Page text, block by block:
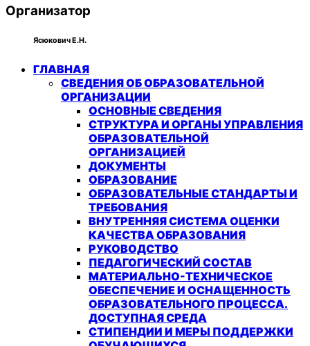
Организатор
Ясюкович Е.Н.
ГЛАВНАЯ
СВЕДЕНИЯ ОБ ОБРАЗОВАТЕЛЬНОЙ
ОРГАНИЗАЦИИ
ОСНОВНЫЕ СВЕДЕНИЯ
СТРУКТУРА И ОРГАНЫ УПРАВЛЕНИЯ
ОБРАЗОВАТЕЛЬНОЙ
ОРГАНИЗАЦИЕЙ
ДОКУМЕНТЫ
ОБРАЗОВАНИЕ
ОБРАЗОВАТЕЛЬНЫЕ СТАНДАРТЫ И
ТРЕБОВАНИЯ
ВНУТРЕННЯЯ СИСТЕМА ОЦЕНКИ
КАЧЕСТВА ОБРАЗОВАНИЯ
РУКОВОДСТВО
ПЕДАГОГИЧЕСКИЙ СОСТАВ
МАТЕРИАЛЬНО-ТЕХНИЧЕСКОЕ
ОБЕСПЕЧЕНИЕ И ОСНАЩЕННОСТЬ
ОБРАЗОВАТЕЛЬНОГО ПРОЦЕССА.
ДОСТУПНАЯ СРЕДА
СТИПЕНДИИ И МЕРЫ ПОДДЕРЖКИ